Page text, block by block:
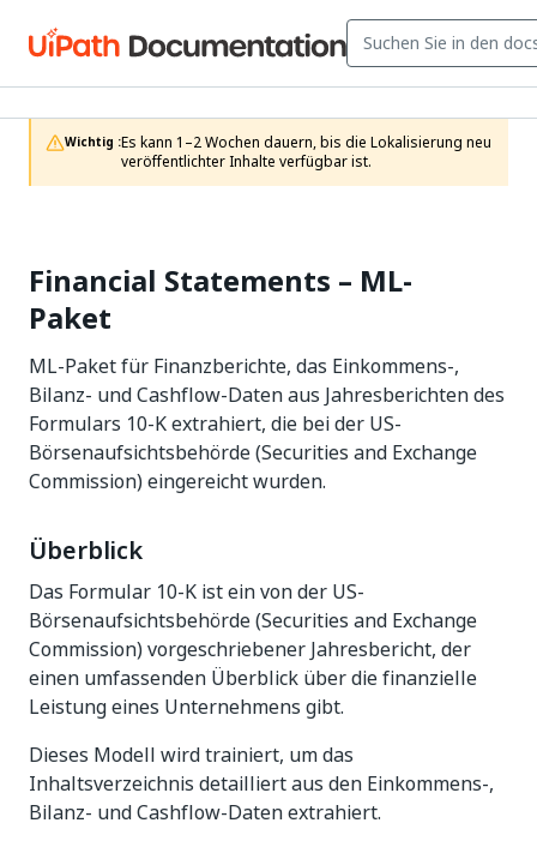
Wichtig :Es kann 1–2 Wochen dauern, bis die Lokalisierung neu
veröffentlichter Inhalte verfügbar ist.
Financial Statements – ML-
Paket
ML-Paket für Finanzberichte, das Einkommens-,
Bilanz- und Cashflow-Daten aus Jahresberichten des
Formulars 10-K extrahiert, die bei der US-
Börsenaufsichtsbehörde (Securities and Exchange
Commission) eingereicht wurden.
Überblick
Das Formular 10-K ist ein von der US-
Börsenaufsichtsbehörde (Securities and Exchange
Commission) vorgeschriebener Jahresbericht, der
einen umfassenden Überblick über die finanzielle
Leistung eines Unternehmens gibt.
Dieses Modell wird trainiert, um das
Inhaltsverzeichnis detailliert aus den Einkommens-,
Bilanz- und Cashflow-Daten extrahiert.